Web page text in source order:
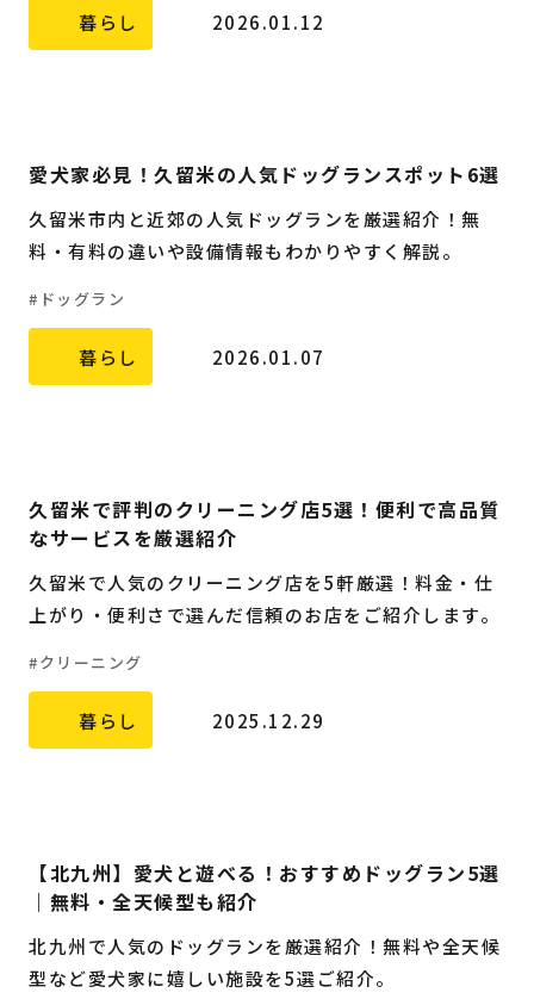
暮らし 2026.01.12
愛犬家必見！久留米の人気ドッグランスポット6選
久留米市内と近郊の人気ドッグランを厳選紹介！無
料・有料の違いや設備情報もわかりやすく解説。
ドッグラン
暮らし 2026.01.07
久留米で評判のクリーニング店5選！便利で高品質
なサービスを厳選紹介
久留米で人気のクリーニング店を5軒厳選！料金・仕
上がり・便利さで選んだ信頼のお店をご紹介します。
クリーニング
暮らし 2025.12.29
【北九州】愛犬と遊べる！おすすめドッグラン5選
｜無料・全天候型も紹介
北九州で人気のドッグランを厳選紹介！無料や全天候
型など愛犬家に嬉しい施設を5選ご紹介。